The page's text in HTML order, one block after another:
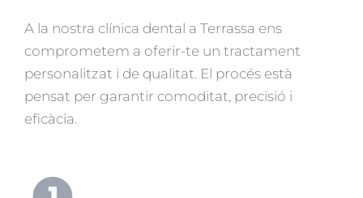
A la nostra clínica dental a Terrassa ens
comprometem a oferir-te un tractament
personalitzat i de qualitat. El procés està
pensat per garantir comoditat, precisió i
eficàcia.